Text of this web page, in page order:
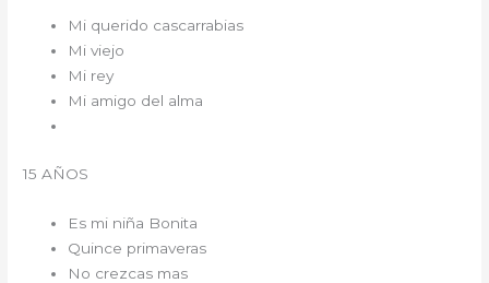
Mi querido cascarrabias
Mi viejo
Mi rey
Mi amigo del alma
15 AÑOS
Es mi niña Bonita
Quince primaveras
No crezcas mas